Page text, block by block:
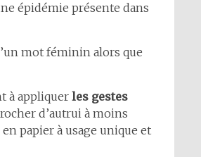
épidémie présente dans
mot féminin alors que
à appliquer les gestes
d’autrui à moins
papier à usage unique et